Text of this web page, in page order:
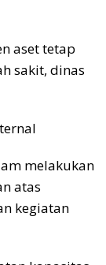
aset tetap
sakit, dinas
melakukan
atas
kegiatan